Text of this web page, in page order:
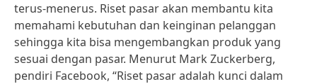
terus-menerus. Riset pasar akan membantu kita
memahami kebutuhan dan keinginan pelanggan
sehingga kita bisa mengembangkan produk yang
sesuai dengan pasar. Menurut Mark Zuckerberg,
pendiri Facebook, “Riset pasar adalah kunci dalam